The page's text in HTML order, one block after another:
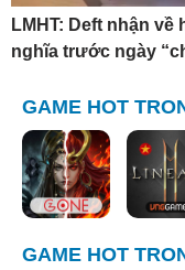
LMHT: Deft nhận
nghĩa trước ngày
GAME HOT
GAME HOT